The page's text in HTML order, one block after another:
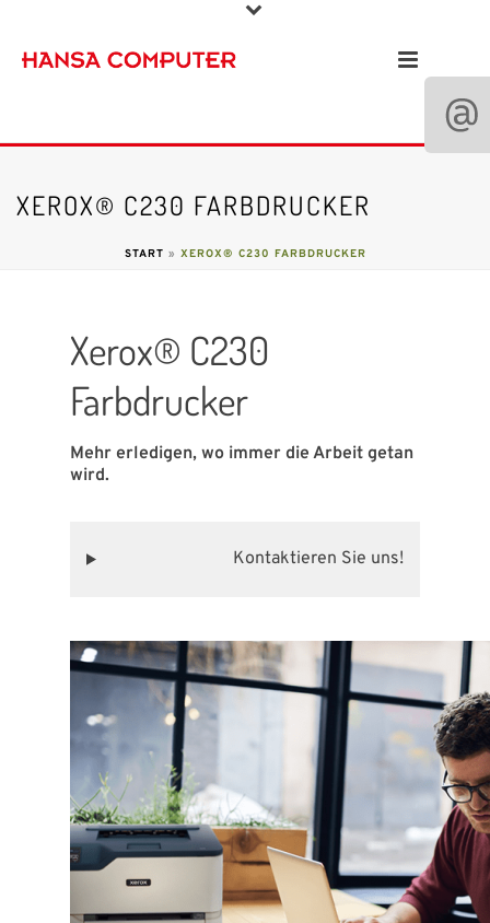
XEROX® C230 FARBDRUCKER
START » XEROX® C230 FARBDRUCKER
Xerox® C230
Farbdrucker
Mehr erledigen, wo immer die Arbeit getan
wird.
Kontaktieren Sie uns!